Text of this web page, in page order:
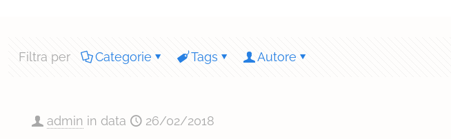
Filtra per Categorie Tags Autore
admin in data 26/02/2018